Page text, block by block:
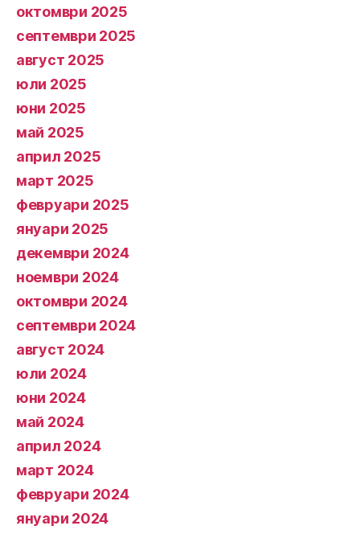
октомври 2025
септември 2025
август 2025
юли 2025
юни 2025
май 2025
април 2025
март 2025
февруари 2025
януари 2025
декември 2024
ноември 2024
октомври 2024
септември 2024
август 2024
юли 2024
юни 2024
май 2024
април 2024
март 2024
февруари 2024
януари 2024